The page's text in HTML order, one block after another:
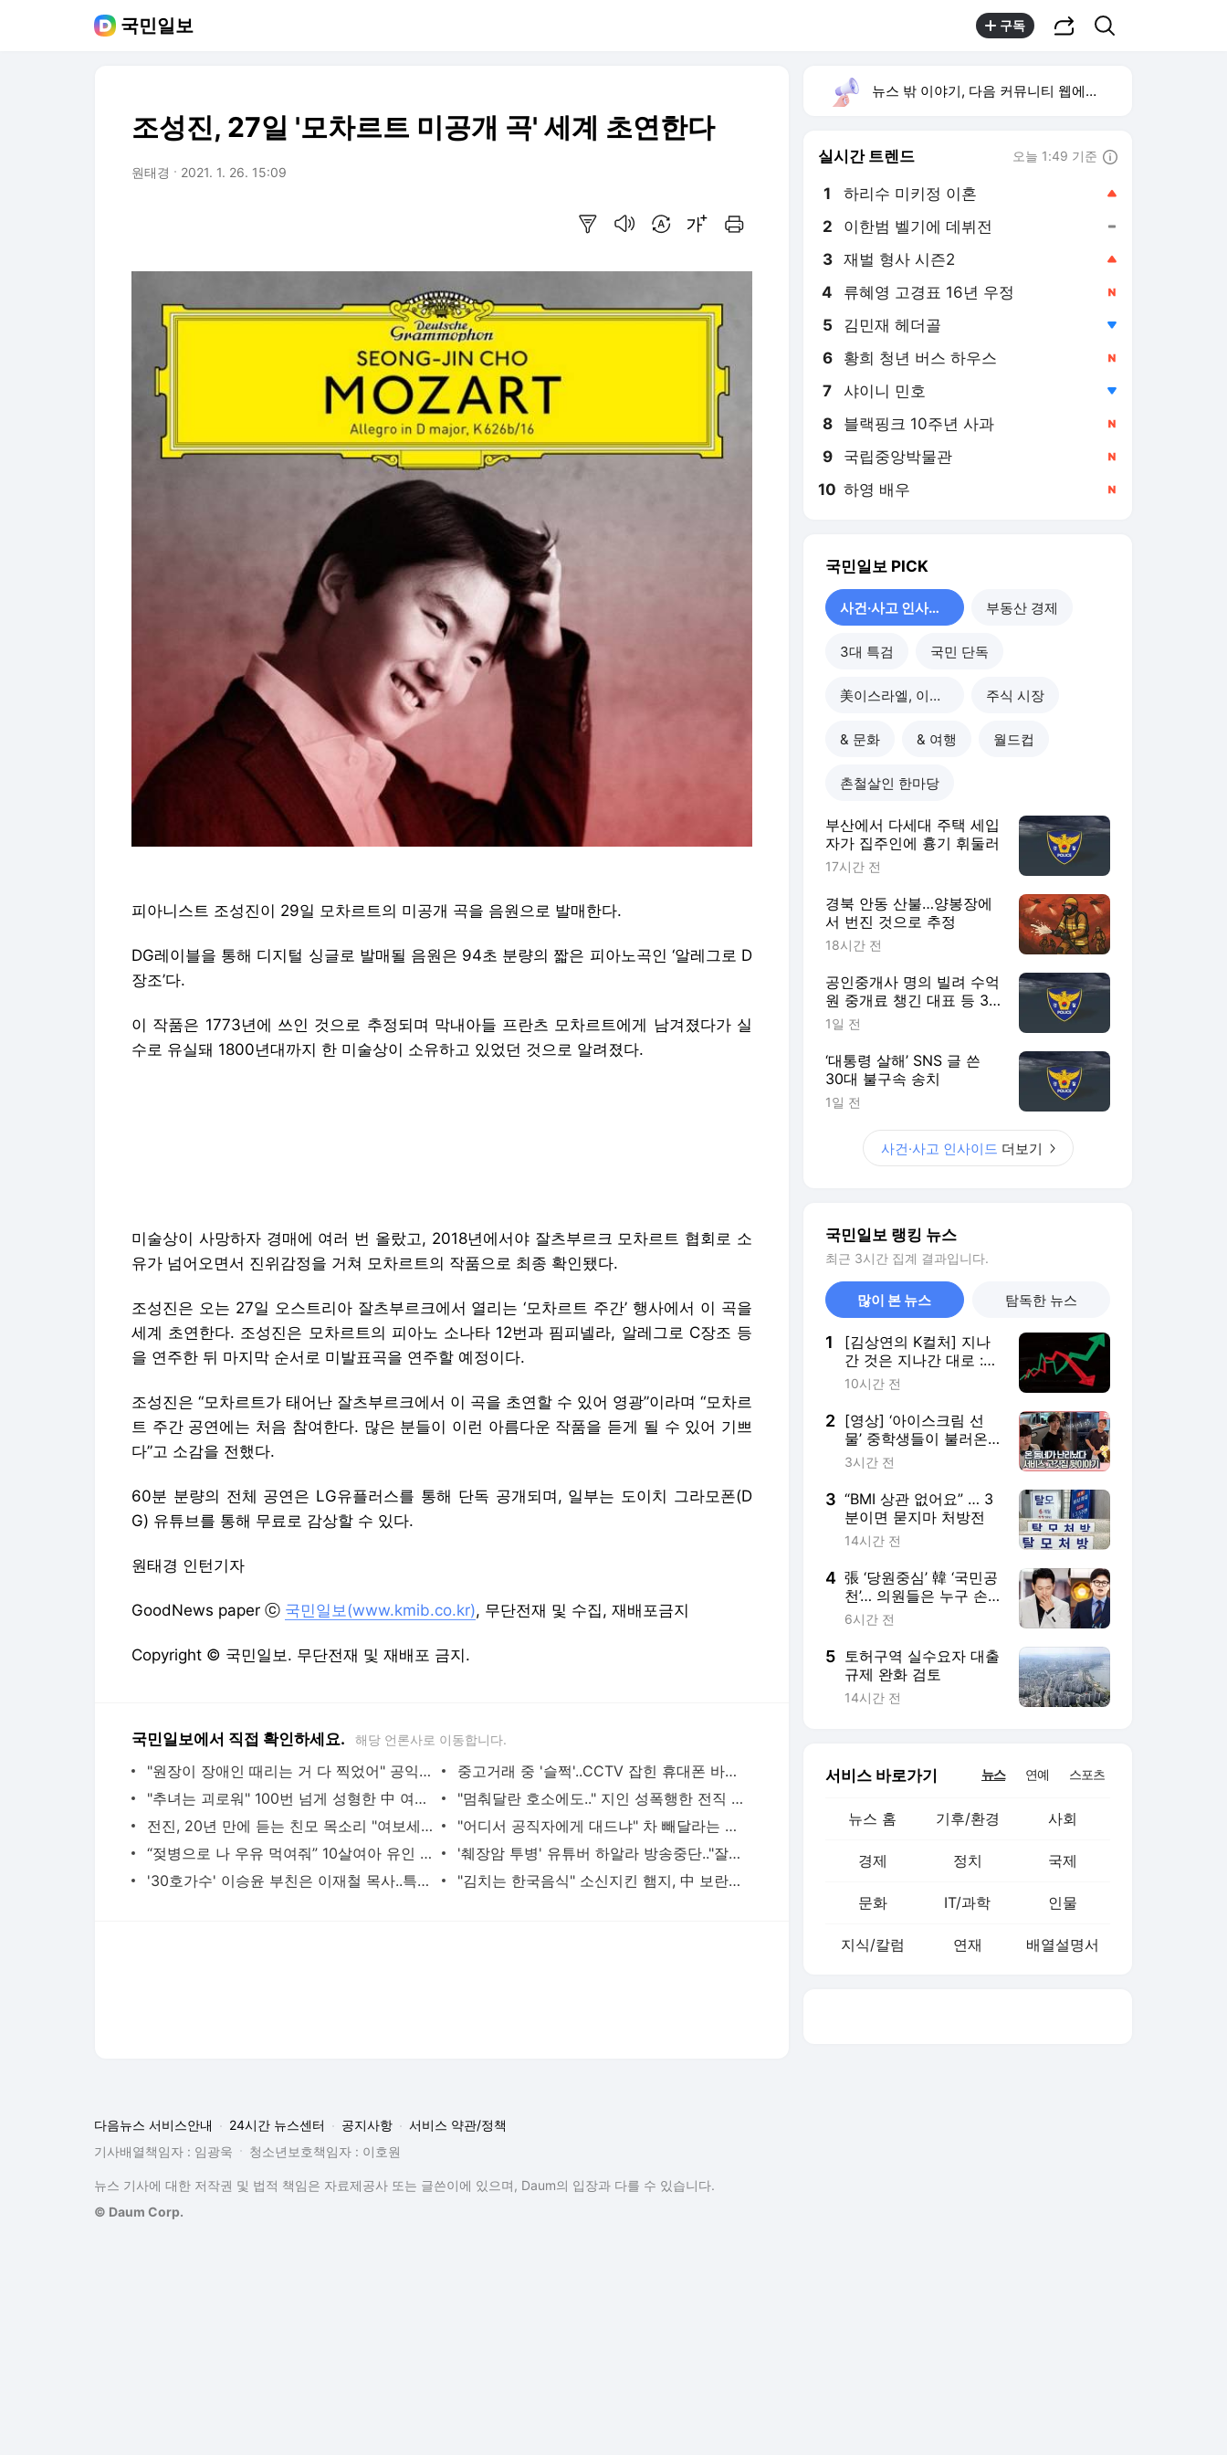
국민일보 구독
조성진, 27일 '모차르트 미공개 곡' 세계 초연한다
원태경 2021. 1. 26. 15:09
피아니스트 조성진이 29일 모차르트의 미공개 곡을 음원으로 발매한다.
DG레이블을 통해 디지털 싱글로 발매될 음원은 94초 분량의 짧은 피아노곡인 ‘알레그로 D
장조’다.
이 작품은 1773년에 쓰인 것으로 추정되며 막내아들 프란츠 모차르트에게 남겨졌다가 실
수로 유실돼 1800년대까지 한 미술상이 소유하고 있었던 것으로 알려졌다.
조성진은 “모차르트가 태어난 잘츠부르크에서 이 곡을 초연할 수 있어 영광”이라며 “모차르
다”고 소감을 전했다.
60분 분량의 전체 공연은 LG유플러스를 통해 단독 공개되며, 일부는 도이치 그라모폰(D
원태경 인턴기자
Copyright © 국민일보. 무단전재 및 재배포 금지.
"추녀는 괴로워" 100번 넘게 성형한 中 여고생
'30호가수' 이승윤 부친은 이재철 목사..특별한 4형제 교육법
뉴스 밖 이야기, 다음 커뮤니티 웹에서 보기
실시간 트렌드 오늘 1:49 기준
1 하리수 미키정 이혼
3 재벌 형사 시즌2
4 류혜영 고경표 16년 우정
5 김민재 헤더골
6 황희 청년 버스 하우스
7 샤이니 민호
8 블랙핑크 10주년 사과
9 국립중앙박물관
10 하영 배우
국민일보 PICK
사건·사고 인사이드 부동산 경제
3대 특검 국민 단독
美이스라엘, 이란 공습 주식 시장
& 문화 & 여행 월드컵
촌철살인 한마당
부산에서 다세대 주택 세입
자가 집주인에 흉기 휘둘러
17시간 전
경북 안동 산불…양봉장에
서 번진 것으로 추정
18시간 전
공인중개사 명의 빌려 수억
원 중개료 챙긴 대표 등 3
명 송치
1일 전
‘대통령 살해’ SNS 글 쓴
30대 불구속 송치
1일 전
사건·사고 인사이드 더보기
국민일보 랭킹 뉴스
최근 3시간 집계 결과입니다.
많이 본 뉴스 탐독한 뉴스
1
[김상연의 K컬처] 지나
간 것은 지나간 대로 :
주식시장이 우리에게 남
10시간 전
2 [영상] ‘아이스크림 선
물’ 중학생들이 불러온
뜻밖의 결말
3시간 전
3 “BMI 상관 없어요” … 3
분이면 묻지마 처방전
14시간 전
4 張 ‘당원중심’ 韓 ‘국민공
천’… 의원들은 누구 손
들어줄까
6시간 전
5 토허구역 실수요자 대출
규제 완화 검토
14시간 전
서비스 바로가기 뉴스 연예 스포츠
뉴스 홈 기후/환경 사회
경제 정치 국제
문화 IT/과학 인물
지식/칼럼 연재 배열설명서
© Daum Corp.